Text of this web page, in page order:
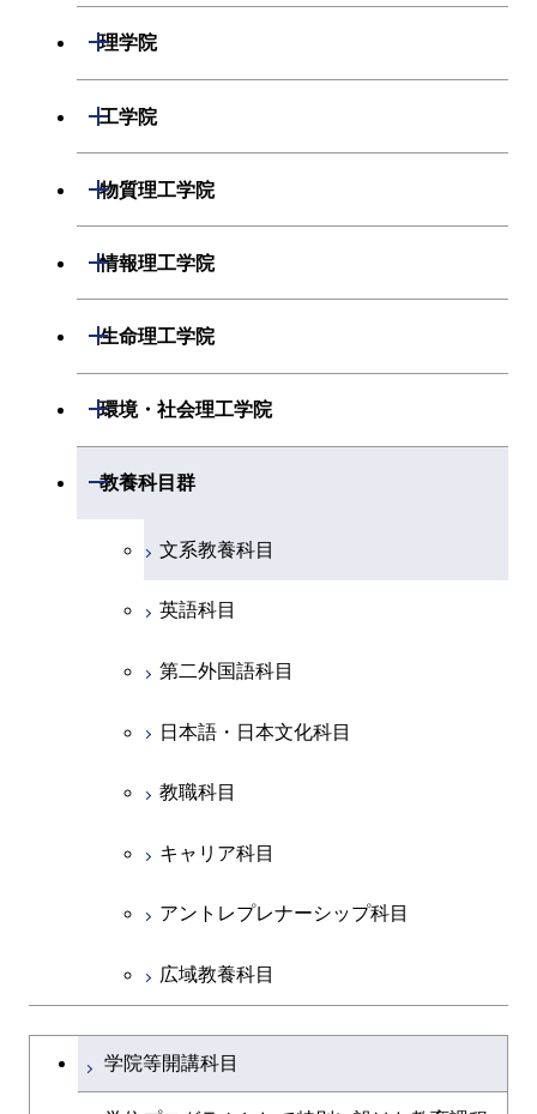
理学院
開閉
物理学コース
化学系
開閉
エネルギー・情報コース
地球生命コース
専門科目
工学院
開閉
機械系
開閉
エネルギーコース
エンジニアリングデザイン
ース
原子核工学コース
人間医療科学技術コース
システム制御コース
コース
電気電子系
開閉
エネルギーコース
ライフエンジニアリングコ
情報通信コース
ース
人間医療科学技術コース
経営工学系
開閉
エンジニアリングデザイン
専門科目
物質理工学院
開閉
材料系
開閉
エネルギーコース
応用化学コース
ライフエンジニアリングコ
専門科目
情報理工学院
開閉
数理・計算科学系
開閉
知能情報コース
情報工学コース
ース
知能情報コース
エネルギー・情報コース
人間医療科学技術コース
物質・情報卓越コース
専門科目
生命理工学院
開閉
生命理工学系
開閉
ース
地球生命コース
人間医療科学技術コース
物質・情報卓越コース
環境・社会理工学院
開閉
建築学系
開閉
建築学コース
エンジニアリングデザイン
土木・環境工学系
土木工学コース
エンジニアリングデザイン
融合理工学系
地球環境共創コース
エネルギーコース
エネルギー・情報コース
エンジニアリングデザイン
社会・人間科学系
社会・人間科学コース
イノベーション科学系
イノベーション科学コース
人間医療科学技術コース
技術経営専門職学位課程
技術経営専門職学位課程
教養科目群
開閉
文系教養科目
英語科目
第二外国語科目
日本語・日本文化科目
教職科目
キャリア科目
アントレプレナーシップ科目
広域教養科目
大学院課程を切り替える
学院等開講科目